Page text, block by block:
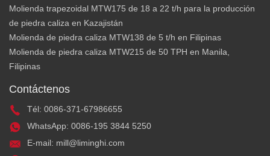
Molienda trapezoidal MTW175 de 18 a 22 t/h para la producción
de piedra caliza en Kazajistán
Molienda de piedra caliza MTW138 de 5 t/h en Filipinas
Molienda de piedra caliza MTW215 de 50 TPH en Manila,
Filipinas
Contáctenos
Tél: 0086-371-67986655
WhatsApp: 0086-195 3844 5250
E-mail: mill@liminghi.com